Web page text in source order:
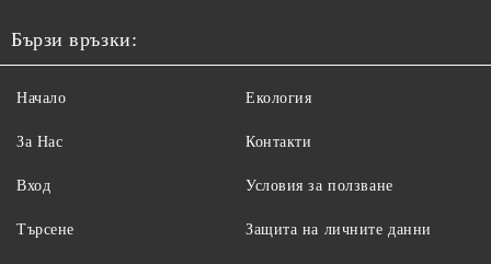
Бързи връзки:
Начало
За Нас
Вход
Търсене
Екология
Контакти
Условия за ползване
Защита на личните данни